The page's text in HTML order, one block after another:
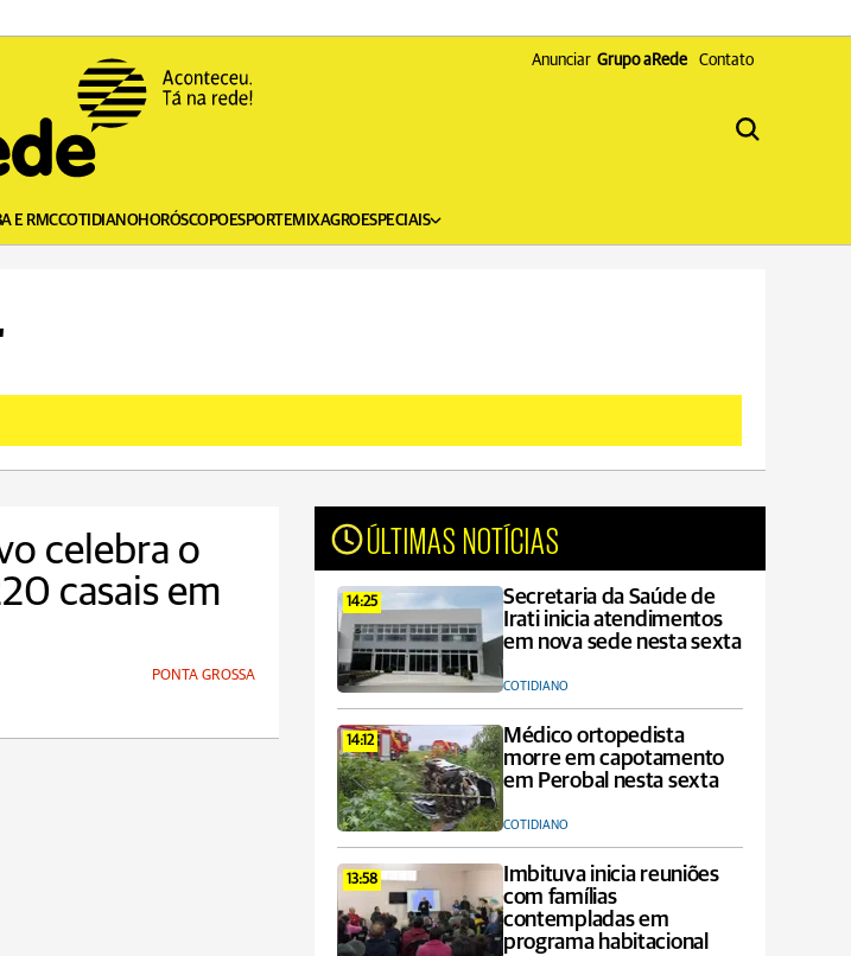
Anunciar Grupo aRede Contato
E RMCCOTIDIANOHORÓSCOPOESPORTEMIXAGROESPECIAIS
celebra o
casais em
PONTA GROSSA
ÚLTIMAS NOTÍCIAS
14:25
Secretaria da Saúde de
Irati inicia atendimentos
em nova sede nesta sexta
COTIDIANO
14:12
Médico ortopedista
morre em capotamento
em Perobal nesta sexta
COTIDIANO
13:58
Imbituva inicia reuniões
com famílias
contempladas em
programa habitacional